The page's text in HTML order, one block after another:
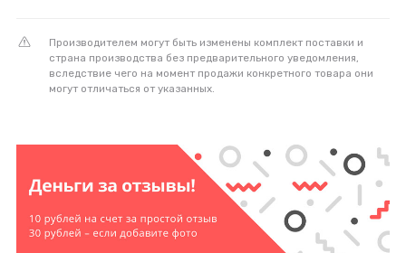
Производителем могут быть изменены комплект поставки и
страна производства без предварительного уведомления,
вследствие чего на момент продажи конкретного товара они
могут отличаться от указанных.